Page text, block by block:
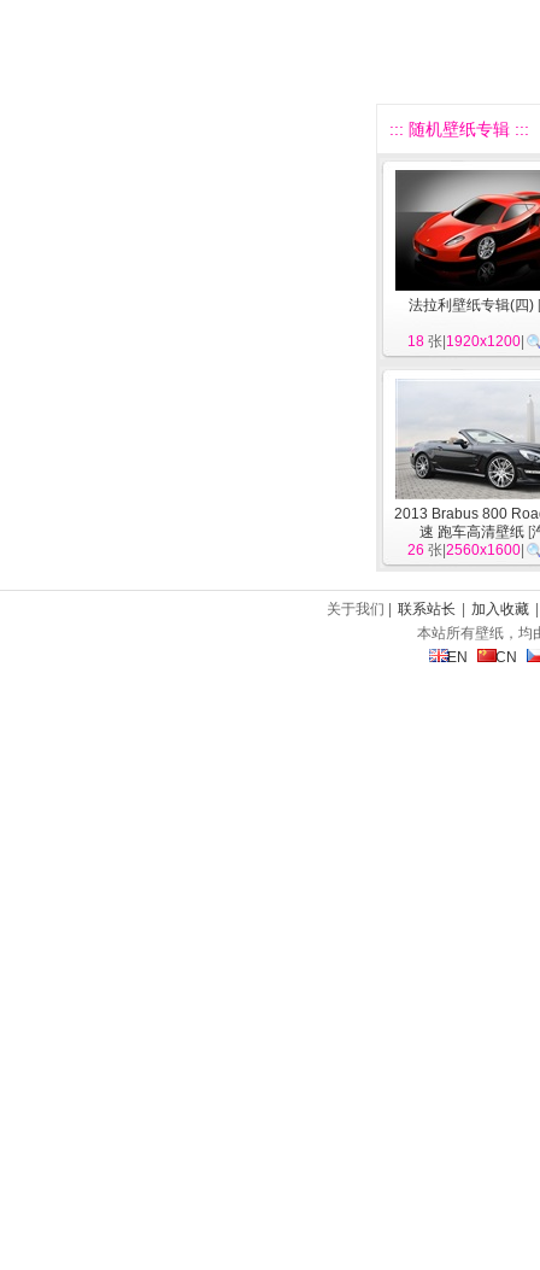
::: 随机壁纸专辑 :::
法拉利壁纸专辑(四)
18 张| 1920x1200
2013 Brabus 800
速 跑车高清壁纸 [
26 张| 2560x1600
关于我们 | 联系站长 加入收藏
本站所有壁纸，均
EN
CN